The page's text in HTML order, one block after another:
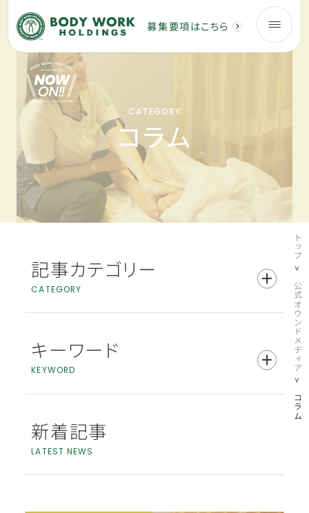
募集要項はこちら
CATEGORY
コラム
トップ
公式オウンドメディア
コラム
記事カテゴリー
CATEGORY
イベント
キーワード
KEYWORD
#セラピスト
#人材育成
#女性活躍 #新卒 #転職
新着記事
LATEST NEWS